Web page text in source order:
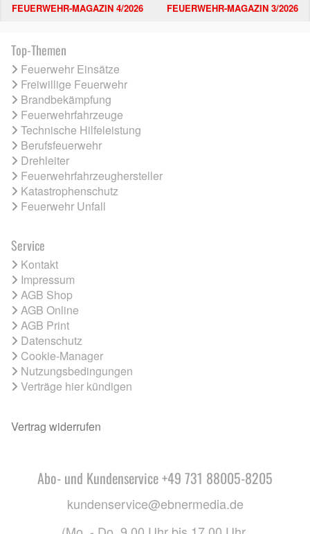
FEUERWEHR-MAGAZIN 4/2026 FEUERWEHR-MAGAZIN 3/2026
Top-Themen
Feuerwehr Einsätze
Freiwillige Feuerwehr
Brandbekämpfung
Feuerwehrfahrzeuge
Technische Hilfeleistung
Berufsfeuerwehr
Drehleiter
Feuerwehrfahrzeughersteller
Katastrophenschutz
Feuerwehr Unfall
Service
Kontakt
Impressum
AGB Shop
AGB Online
AGB Print
Datenschutz
Cookie-Manager
Nutzungsbedingungen
Verträge hier kündigen
Vertrag widerrufen
Abo- und Kundenservice +49 731 88005-8205
kundenservice@ebnermedia.de